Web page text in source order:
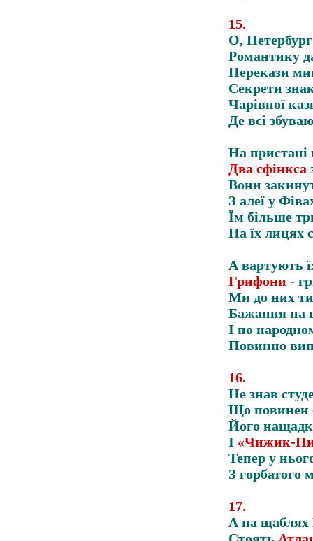
15.
О,
Романтику
Перекази
Секрети
Чарівної
Де всі
На пристані
Два сфінкса
Вони
З алеї у
Їм більше
На їх лицях
А вартують
Грифони -
Ми до них
Бажання на
І по
Повинно
16.
Не знав
Що повинен
Його
І «Чижик-
Тепер у
З горбатого
17.
А на щаблях